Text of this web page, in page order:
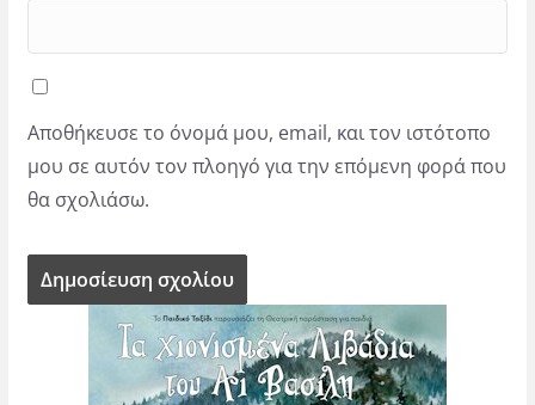
Αποθήκευσε το όνομά μου, email, και τον ιστότοπο
μου σε αυτόν τον πλοηγό για την επόμενη φορά που
θα σχολιάσω.